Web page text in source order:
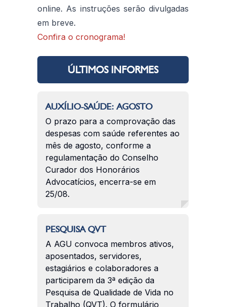
online. As instruções serão divulgadas
em breve.
Confira o cronograma!
ÚLTIMOS INFORMES
AUXÍLIO-SAÚDE: AGOSTO
O prazo para a comprovação das
despesas com saúde referentes ao
mês de agosto, conforme a
regulamentação do Conselho
Curador dos Honorários
Advocatícios, encerra-se em
25/08.
PESQUISA QVT
A AGU convoca membros ativos,
aposentados, servidores,
estagiários e colaboradores a
participarem da 3ª edição da
Pesquisa de Qualidade de Vida no
Trabalho (QVT). O formulário